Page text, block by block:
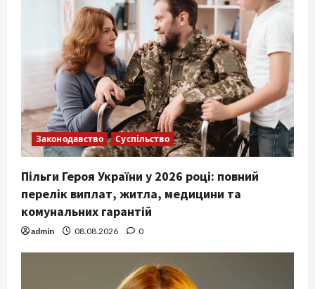
Законодавство Суспільство
Пільги Героя України у 2026 році: повний
перелік виплат, житла, медицини та
комунальних гарантій
admin 08.08.2026 0